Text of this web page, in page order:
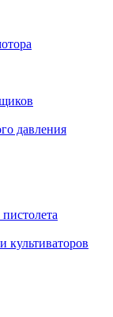
давления
культиваторов